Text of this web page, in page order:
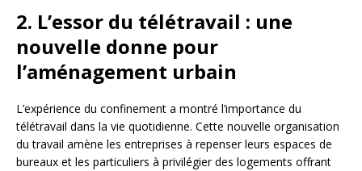
2. L’essor du télétravail : une
nouvelle donne pour
l’aménagement urbain
L’expérience du confinement a montré l’importance du
télétravail dans la vie quotidienne. Cette nouvelle organisation
du travail amène les entreprises à repenser leurs espaces de
bureaux et les particuliers à privilégier des logements offrant